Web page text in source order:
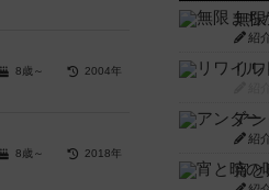
8歳～ 2004年
8歳～ 2018年
無
紹
紹
宵